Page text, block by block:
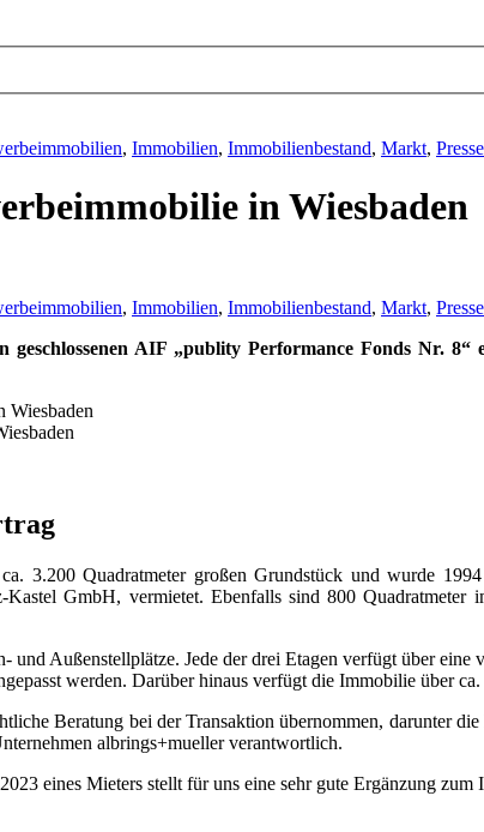
, Immobilien, Immobilienbestand, Markt,
in Wiesbaden
, Immobilien, Immobilienbestand, Markt,
AIF „publity Performance Fonds Nr. 8“
3.200 Quadratmeter großen Grundstück und wurde
GmbH, vermietet. Ebenfalls sind 800
und Außenstellplätze. Jede der drei Etagen verfügt über
werden. Darüber hinaus verfügt die Immobilie über
Beratung bei der Transaktion übernommen, darunter
albrings+mueller verantwortlich.
eines Mieters stellt für uns eine sehr gute Ergänzung